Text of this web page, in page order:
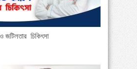
জটিলতার চিকিৎসা